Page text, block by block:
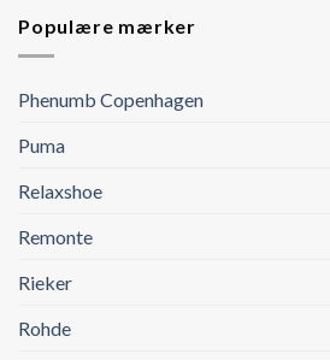
Populære mærker
Phenumb Copenhagen
Puma
Relaxshoe
Remonte
Rieker
Rohde